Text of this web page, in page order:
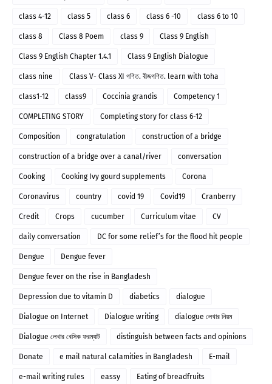
class 4-12 class 5 class 6 class 6 -10 class 6 to 10
class 8 Class 8 Poem class 9 Class 9 English
Class 9 English Chapter 1.4.1 Class 9 English Dialogue
class nine Class V- Class XI গণিত. বীজগণিত. learn with toha
class1-12 class9 Coccinia grandis Competency 1
COMPLETING STORY Completing story for class 6-12
Composition congratulation construction of a bridge
construction of a bridge over a canal/river conversation
Cooking Cooking Ivy gourd supplements Corona
Coronavirus country covid 19 Covid19 Cranberry
Credit Crops cucumber Curriculum vitae CV
daily conversation DC for some relief’s for the flood hit people
Dengue Dengue fever
Dengue fever on the rise in Bangladesh
Depression due to vitamin D diabetics dialogue
Dialogue on Internet Dialogue writing dialogue লেখার নিয়ম
Dialogue লেখার বেসিক ফরম্যাট distinguish between facts and opinions
Donate e mail natural calamities in Bangladesh E-mail
e-mail writing rules eassy Eating of breadfruits